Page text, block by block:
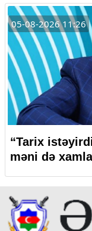
05-08-2026 11:26
“Tarix
məni də